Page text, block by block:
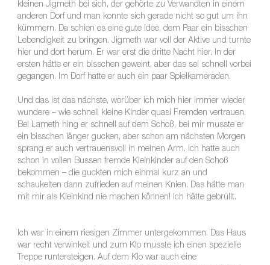
kleinen Jigmeth bei sich, der gehörte zu Verwandten in einem
anderen Dorf und man konnte sich gerade nicht so gut um ihn
kümmern. Da schien es eine gute Idee, dem Paar ein bisschen
Lebendigkeit zu bringen. Jigmeth war voll der Aktive und turnte
hier und dort herum. Er war erst die dritte Nacht hier. In der
ersten hätte er ein bisschen geweint, aber das sei schnell vorbei
gegangen. Im Dorf hatte er auch ein paar Spielkameraden.
Und das ist das nächste, worüber ich mich hier immer wieder
wundere – wie schnell kleine Kinder quasi Fremden vertrauen.
Bei Lameth hing er schnell auf dem Schoß, bei mir musste er
ein bisschen länger gucken, aber schon am nächsten Morgen
sprang er auch vertrauensvoll in meinen Arm. Ich hatte auch
schon in vollen Bussen fremde Kleinkinder auf den Schoß
bekommen – die guckten mich einmal kurz an und
schaukelten dann zufrieden auf meinen Knien. Das hätte man
mit mir als Kleinkind nie machen können! Ich hätte gebrüllt.
Ich war in einem riesigen Zimmer untergekommen. Das Haus
war recht verwinkelt und zum Klo musste ich einen spezielle
Treppe runtersteigen. Auf dem Klo war auch eine